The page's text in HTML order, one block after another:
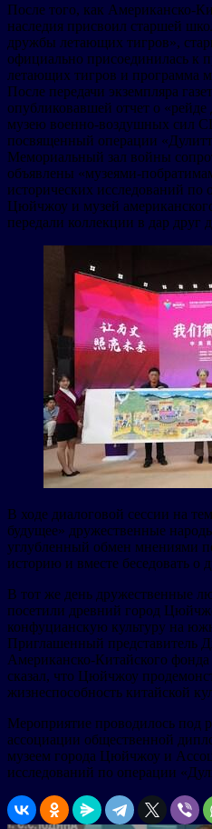
После того, как Американско-
наследия присвоил старшей
дружбы летающих тигров»,
официально присоединилась к
летающих тигров и программа
После передачи экземпляра
опубликовавшей отчет о
музею военно-воздушных сил
посвященный операции
Мемориальный зал войны
объявлены «музеями-
исторических исследований по
Цюйчжоу и музей
передали коллекции в дар друг
В ходе диалоговой сессии на
будущее» дружественные
углубленный обмен мнениями
историю и вместе беседовать о
В тот же день дружественные
посетили древний город
конфуцианскую культуру на
Приглашенный представитель
Американско-Китайского
сказал, что Цюйчжоу
жизнеспособность китайской
Мероприятие проводилось под
ассоциации общественной
музеем города Цюйчжоу и
исследований по операции